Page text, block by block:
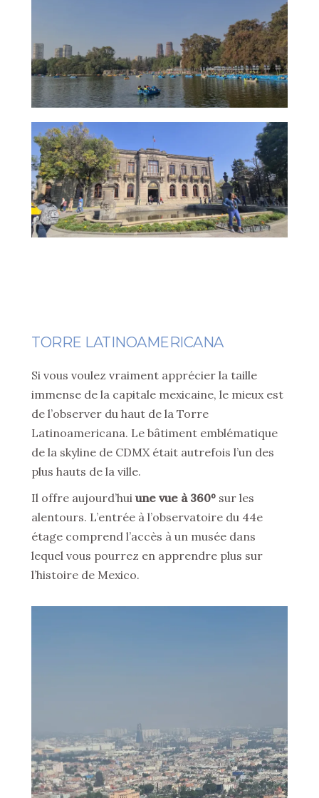
TORRE LATINOAMERICANA
Si vous voulez vraiment apprécier la taille
immense de la capitale mexicaine, le mieux est
de l’observer du haut de la Torre
Latinoamericana. Le bâtiment emblématique
de la skyline de CDMX était autrefois l’un des
plus hauts de la ville.
Il offre aujourd’hui une vue à 360º sur les
alentours. L’entrée à l’observatoire du 44e
étage comprend l’accès à un musée dans
lequel vous pourrez en apprendre plus sur
l’histoire de Mexico.